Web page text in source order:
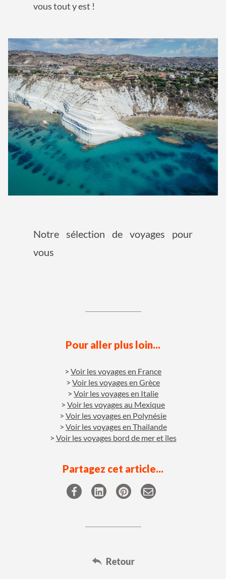
vous tout y est !
Notre sélection de voyages pour
vous
Pour aller plus loin...
Voir les voyages en France
Voir les voyages en Grèce
Voir les voyages en Italie
Voir les voyages au Mexique
Voir les voyages en Polynésie
Voir les voyages en Thailande
Voir les voyages bord de mer et îles
Partagez cet article...